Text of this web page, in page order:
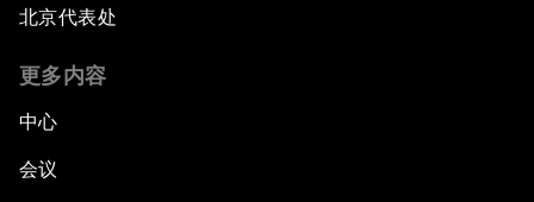
北京代表处
更多内容
中心
会议